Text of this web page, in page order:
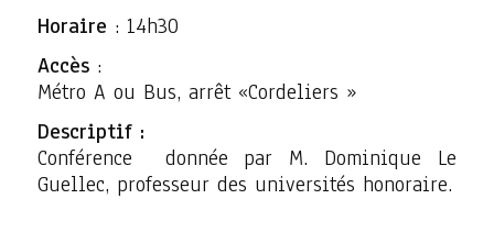
Horaire : 14h30
Accès:
Métro A ou Bus, arrêt «Cordeliers »
Descriptif :
Conférence donnée par M. Dominique Le
Guellec, professeur des universités honoraire.